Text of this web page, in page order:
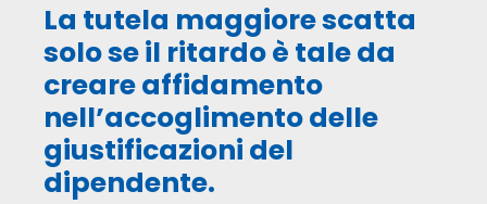
La tutela maggiore scatta
solo se il ritardo è tale da
creare affidamento
nell’accoglimento delle
giustificazioni del
dipendente.